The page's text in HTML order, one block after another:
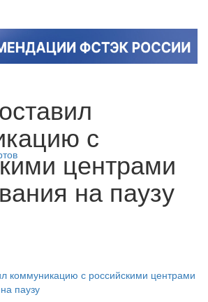
с
центрами
на паузу
коммуникацию с российскими центрами
паузу